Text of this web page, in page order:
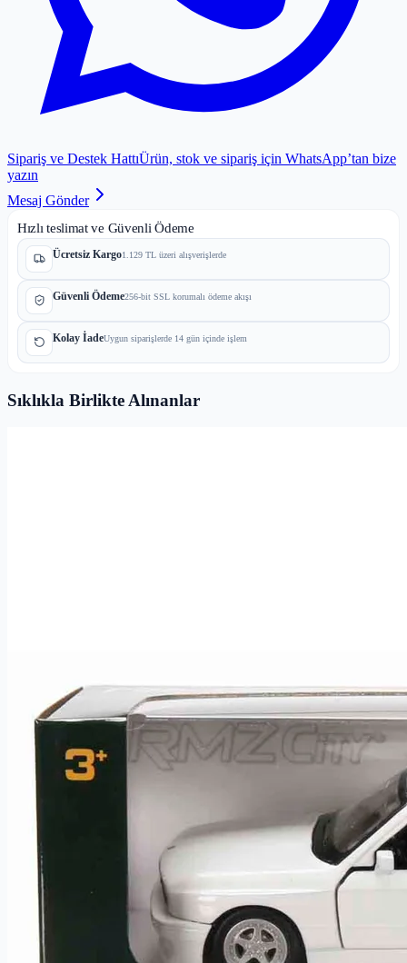
Sipariş ve Destek HattıÜrün, stok ve sipariş için WhatsApp’tan bize
yazın
Mesaj Gönder
Hızlı teslimat ve Güvenli Ödeme
Ücretsiz Kargo1.129 TL üzeri alışverişlerde
Güvenli Ödeme256-bit SSL korumalı ödeme akışı
Kolay İadeUygun siparişlerde 14 gün içinde işlem
Sıklıkla Birlikte Alınanlar